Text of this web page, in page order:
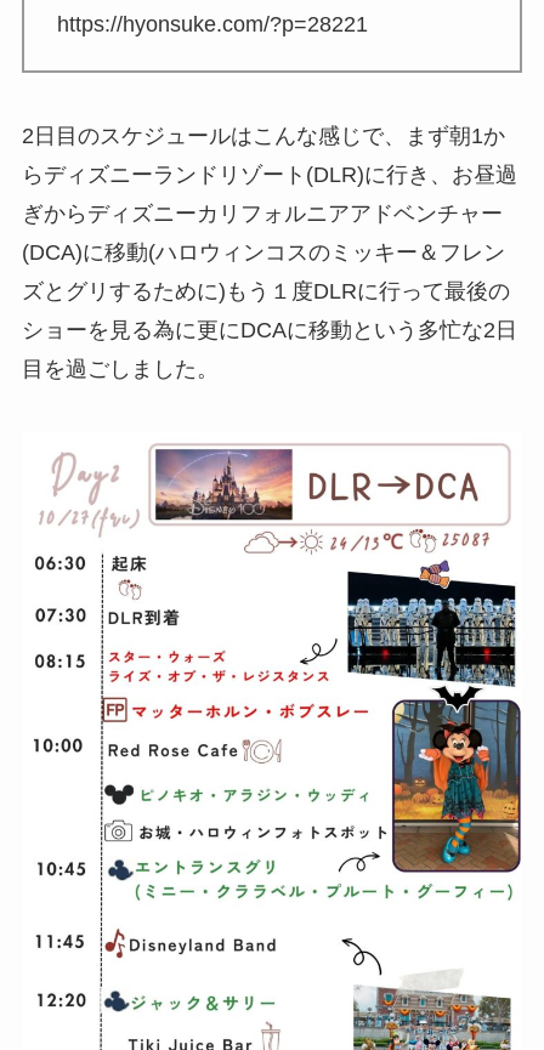
https://hyonsuke.com/?p=28221
2日目のスケジュールはこんな感じで、まず朝1か
らディズニーランドリゾート(DLR)に行き、お昼過
ぎからディズニーカリフォルニアアドベンチャー
(DCA)に移動(ハロウィンコスのミッキー＆フレン
ズとグリするために)もう１度DLRに行って最後の
ショーを見る為に更にDCAに移動という多忙な2日
目を過ごしました。